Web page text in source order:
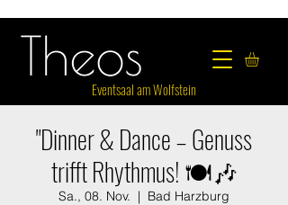
Eventsaal am Wolfstein
"Dinner & Dance – Genuss
trifft Rhythmus! 🍽️🎶
Sa., 08. Nov.
  |
Bad Harzburg